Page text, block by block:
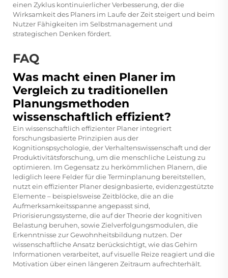
einen Zyklus kontinuierlicher Verbesserung, der die
Wirksamkeit des Planers im Laufe der Zeit steigert und beim
Nutzer Fähigkeiten im Selbstmanagement und
strategischen Denken fördert.
FAQ
Was macht einen Planer im
Vergleich zu traditionellen
Planungsmethoden
wissenschaftlich effizient?
Ein wissenschaftlich effizienter Planer integriert
forschungsbasierte Prinzipien aus der
Kognitionspsychologie, der Verhaltenswissenschaft und der
Produktivitätsforschung, um die menschliche Leistung zu
optimieren. Im Gegensatz zu herkömmlichen Planern, die
lediglich leere Felder für die Terminplanung bereitstellen,
nutzt ein effizienter Planer designbasierte, evidenzgestützte
Elemente – beispielsweise Zeitblöcke, die an die
Aufmerksamkeitsspanne angepasst sind,
Priorisierungssysteme, die auf der Theorie der kognitiven
Belastung beruhen, sowie Zielverfolgungsmodulen, die
Erkenntnisse zur Gewohnheitsbildung nutzen. Der
wissenschaftliche Ansatz berücksichtigt, wie das Gehirn
Informationen verarbeitet, auf visuelle Reize reagiert und die
Motivation über einen längeren Zeitraum aufrechterhält.